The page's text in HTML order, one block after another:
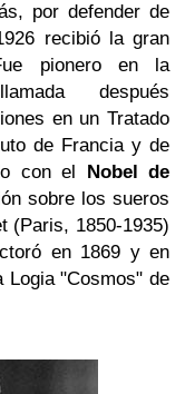
por defender de
recibió la gran
pionero en la
después
en un Tratado
de Francia y de
con el Nobel de
sobre los sueros
(Paris, 1850-1935)
en 1869 y en
Logia "Cosmos" de